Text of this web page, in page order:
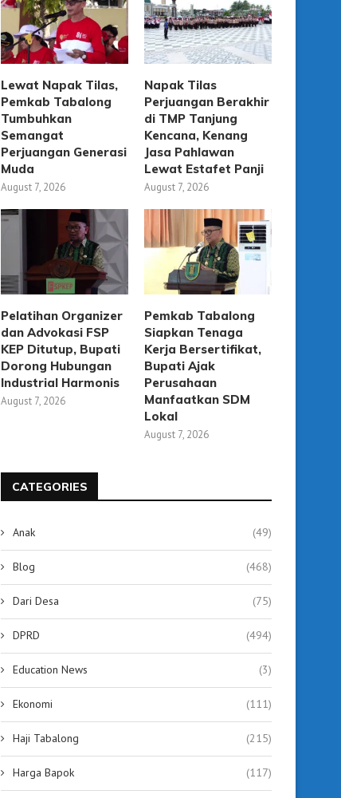
Disnaker Targetkan 40 Ribu
Pekerja Rentan Terlindungi
Jaminan...
TP PKK Tabalong
Penghargaan pada
August 3, 2026
Lewat Napak Tilas,
Pemkab Tabalong
Tumbuhkan
Semangat
Perjuangan Generasi
Muda
August 7, 2026
Napak Tilas
Perjuangan Berakhir
di TMP Tanjung
Kencana, Kenang
Jasa Pahlawan
Lewat Estafet Panji
August 7, 2026
Pelatihan Organizer
dan Advokasi FSP
KEP Ditutup, Bupati
Dorong Hubungan
Industrial Harmonis
August 7, 2026
Pemkab Tabalong
Siapkan Tenaga
Kerja Bersertifikat,
Bupati Ajak
Perusahaan
Manfaatkan SDM
Lokal
August 7, 2026
CATEGORIES
Anak (49)
Blog (468)
Dari Desa (75)
DPRD (494)
Education News (3)
Ekonomi (111)
Haji Tabalong (215)
Harga Bapok (117)